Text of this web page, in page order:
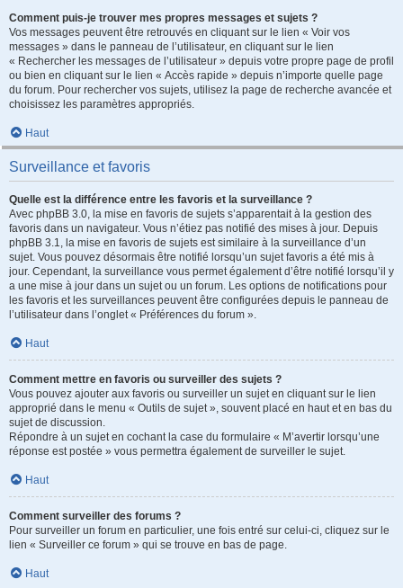
Comment puis-je trouver mes propres messages et sujets ?
Vos messages peuvent être retrouvés en cliquant sur le lien « Voir vos
messages » dans le panneau de l’utilisateur, en cliquant sur le lien
« Rechercher les messages de l’utilisateur » depuis votre propre page de profil
ou bien en cliquant sur le lien « Accès rapide » depuis n’importe quelle page
du forum. Pour rechercher vos sujets, utilisez la page de recherche avancée et
choisissez les paramètres appropriés.
Haut
Surveillance et favoris
Quelle est la différence entre les favoris et la surveillance ?
Avec phpBB 3.0, la mise en favoris de sujets s’apparentait à la gestion des
favoris dans un navigateur. Vous n’étiez pas notifié des mises à jour. Depuis
phpBB 3.1, la mise en favoris de sujets est similaire à la surveillance d’un
sujet. Vous pouvez désormais être notifié lorsqu’un sujet favoris a été mis à
jour. Cependant, la surveillance vous permet également d’être notifié lorsqu’il y
a une mise à jour dans un sujet ou un forum. Les options de notifications pour
les favoris et les surveillances peuvent être configurées depuis le panneau de
l’utilisateur dans l’onglet « Préférences du forum ».
Haut
Comment mettre en favoris ou surveiller des sujets ?
Vous pouvez ajouter aux favoris ou surveiller un sujet en cliquant sur le lien
approprié dans le menu « Outils de sujet », souvent placé en haut et en bas du
sujet de discussion.
Répondre à un sujet en cochant la case du formulaire « M’avertir lorsqu’une
réponse est postée » vous permettra également de surveiller le sujet.
Haut
Comment surveiller des forums ?
Pour surveiller un forum en particulier, une fois entré sur celui-ci, cliquez sur le
lien « Surveiller ce forum » qui se trouve en bas de page.
Haut